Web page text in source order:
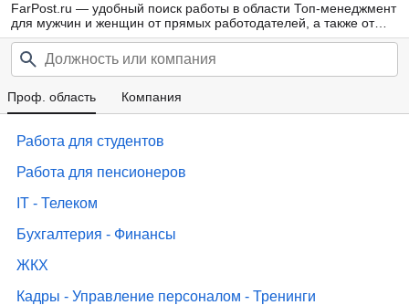
FarPost.ru — удобный поиск работы в области Топ-менеджмент
для мужчин и женщин от прямых работодателей, а также от
кадровых агентств. Свежие вакансии каждый день.
Проф. область Компания
Работа для студентов
Работа для пенсионеров
IT - Телеком
Бухгалтерия - Финансы
ЖКХ
Кадры - Управление персоналом - Тренинги